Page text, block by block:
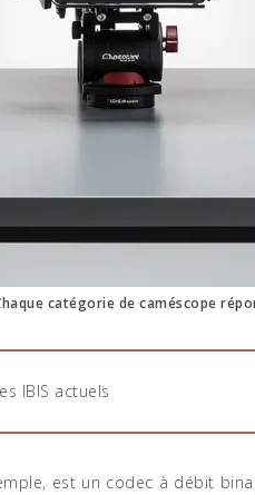
catégorie de caméscope
IBIS actuels
est un codec à débit